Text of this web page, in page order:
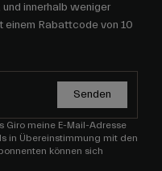
innerhalb weniger
einem Rabattcode von 10
Senden
Giro meine E-Mail-Adresse
in Übereinstimmung mit den
können sich